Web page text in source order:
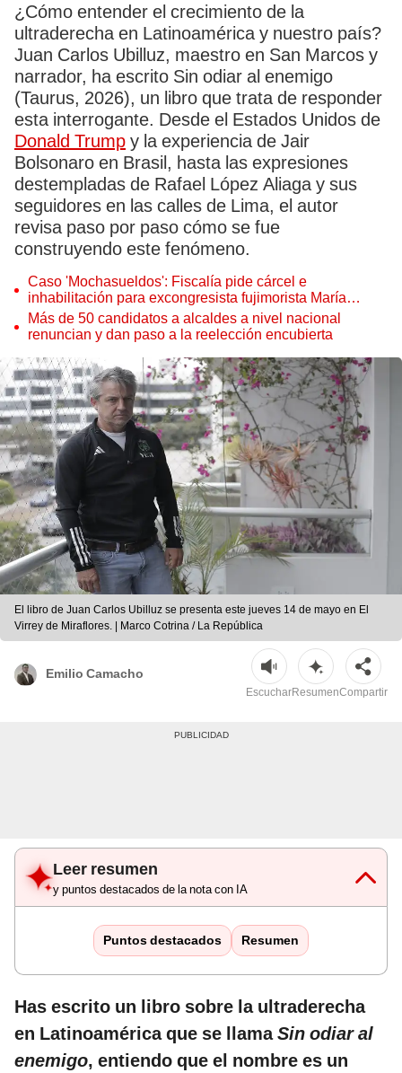
¿Cómo entender el crecimiento de la
ultraderecha en Latinoamérica y nuestro país?
Juan Carlos Ubilluz, maestro en San Marcos y
narrador, ha escrito Sin odiar al enemigo
(Taurus, 2026), un libro que trata de responder
esta interrogante. Desde el Estados Unidos de
Donald Trump y la experiencia de Jair
Bolsonaro en Brasil, hasta las expresiones
destempladas de Rafael López Aliaga y sus
seguidores en las calles de Lima, el autor
revisa paso por paso cómo se fue
construyendo este fenómeno.
Caso 'Mochasueldos': Fiscalía pide cárcel e
inhabilitación para excongresista fujimorista María
Cordero Jon Tay
Más de 50 candidatos a alcaldes a nivel nacional
renuncian y dan paso a la reelección encubierta
El libro de Juan Carlos Ubilluz se presenta este jueves 14 de mayo en El
Virrey de Miraflores. | Marco Cotrina / La República
Emilio Camacho
EscucharResumenCompartir
Leer resumen
y puntos destacados de la nota con IA
Puntos destacados Resumen
Has escrito un libro sobre la ultraderecha
en Latinoamérica que se llamaSin odiar al
enemigo, entiendo que el nombre es un